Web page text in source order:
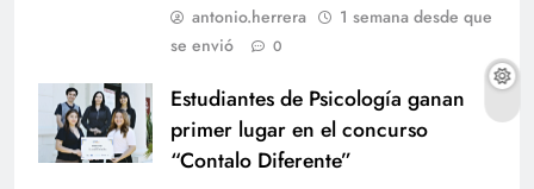
antonio.herrera
1 semana desde que
se envió
0
Estudiantes de Psicología ganan
primer lugar en el concurso
“Contalo Diferente”